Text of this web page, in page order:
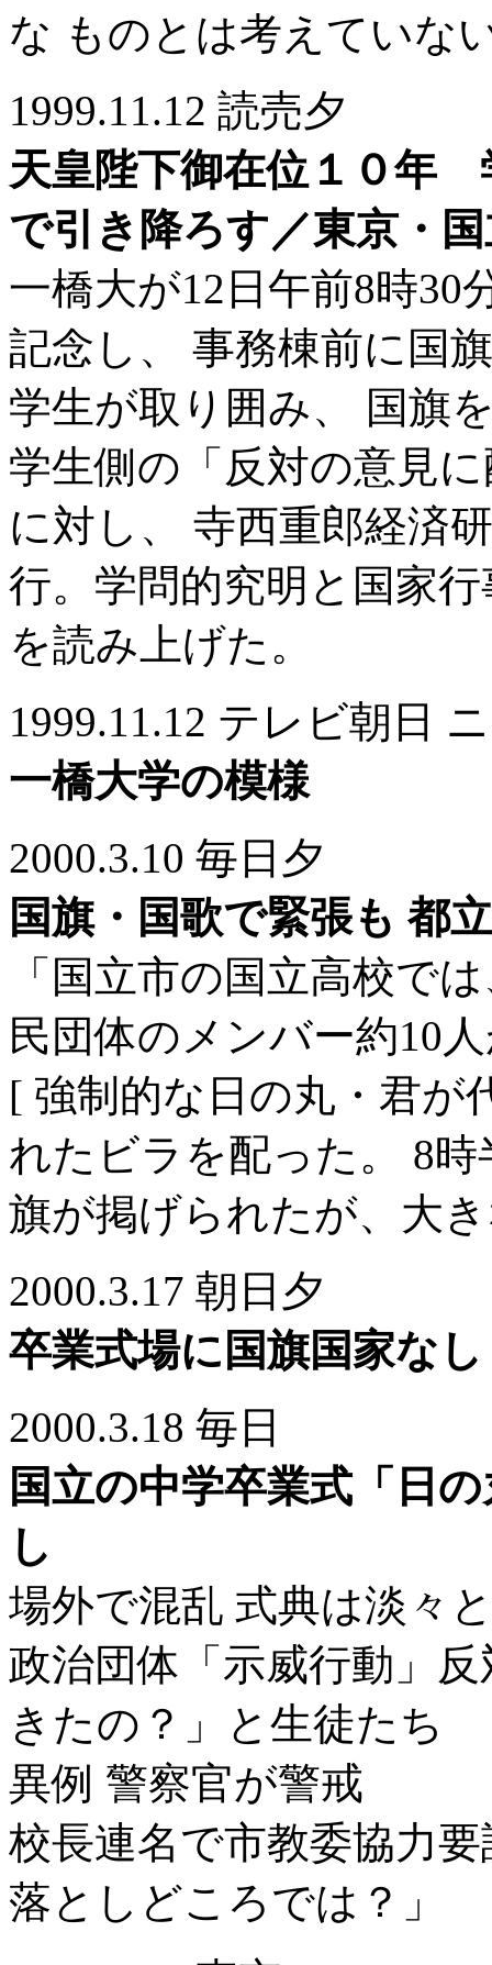
な ものとは考えていな
1999.11.12 読売夕
天皇陛下御在位１０年
で引き降ろす／東京・
一橋大が12日午前8時30
記念し、 事務棟前に国
学生が取り囲み、 国旗
学生側の「反対の意見
に対し、 寺西重郎経済
行。学問的究明と国家
を読み上げた。
1999.11.12 テレビ朝日
一橋大学の模様
2000.3.10 毎日夕
国旗・国歌で緊張も 都
「国立市の国立高校で
民団体のメンバー約10
[ 強制的な日の丸・君が
れたビラを配った。 8
旗が掲げられたが、大
2000.3.17 朝日夕
卒業式場に国旗国家なし
2000.3.18 毎日
国立の中学卒業式「日
し
場外で混乱 式典は淡々
政治団体「示威行動」
きたの？」と生徒たち
異例 警察官が警戒
校長連名で市教委協力
落としどころでは？」